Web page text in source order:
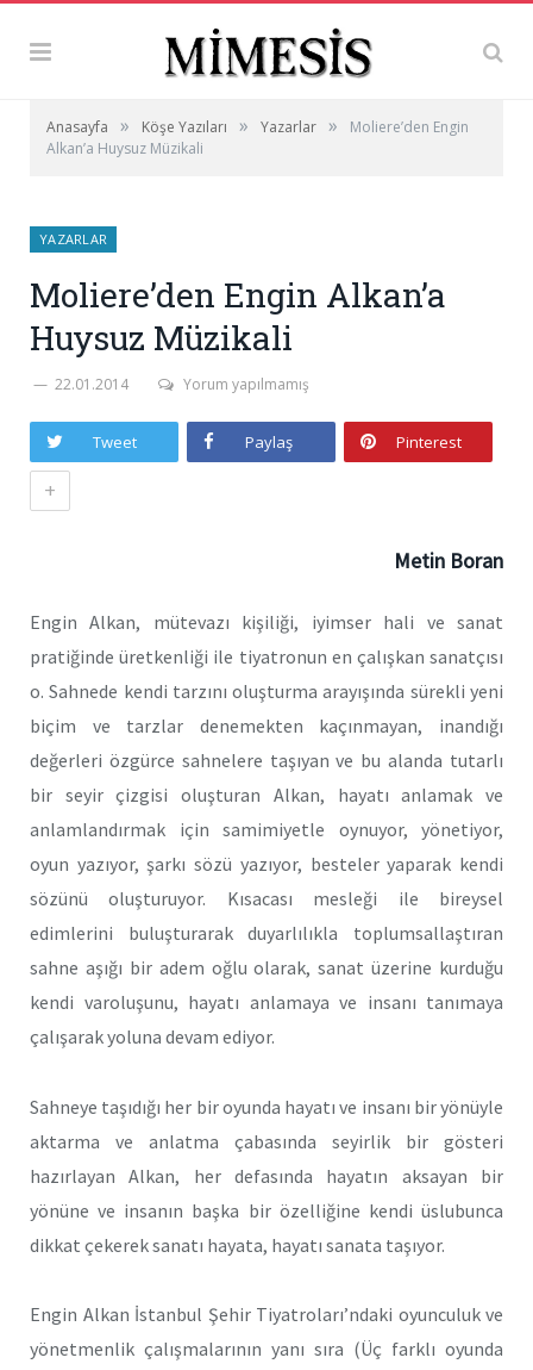
Anasayfa » Köşe Yazıları » Yazarlar »
Moliere’den Engin
Alkan’a Huysuz Müzikali
YAZARLAR
Moliere’den Engin Alkan’a
Huysuz Müzikali
22.01.2014 Yorum yapılmamış
Tweet Paylaş Pinterest
+
Metin Boran
Engin Alkan, mütevazı kişiliği, iyimser hali ve sanat
pratiğinde üretkenliği ile tiyatronun en çalışkan sanatçısı
o. Sahnede kendi tarzını oluşturma arayışında sürekli yeni
biçim ve tarzlar denemekten kaçınmayan, inandığı
değerleri özgürce sahnelere taşıyan ve bu alanda tutarlı
bir seyir çizgisi oluşturan Alkan, hayatı anlamak ve
anlamlandırmak için samimiyetle oynuyor, yönetiyor,
oyun yazıyor, şarkı sözü yazıyor, besteler yaparak kendi
sözünü oluşturuyor. Kısacası mesleği ile bireysel
edimlerini buluşturarak duyarlılıkla toplumsallaştıran
sahne aşığı bir adem oğlu olarak, sanat üzerine kurduğu
kendi varoluşunu, hayatı anlamaya ve insanı tanımaya
çalışarak yoluna devam ediyor.
Sahneye taşıdığı her bir oyunda hayatı ve insanı bir yönüyle
aktarma ve anlatma çabasında seyirlik bir gösteri
hazırlayan Alkan, her defasında hayatın aksayan bir
yönüne ve insanın başka bir özelliğine kendi üslubunca
dikkat çekerek sanatı hayata, hayatı sanata taşıyor.
Engin Alkan İstanbul Şehir Tiyatroları’ndaki oyunculuk ve
yönetmenlik çalışmalarının yanı sıra (Üç farklı oyunda